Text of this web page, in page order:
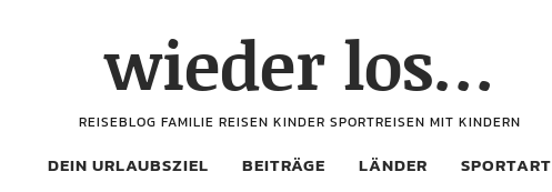
wieder los…
REISEBLOG FAMILIE REISEN KINDER SPORTREISEN MIT KINDERN
DEIN URLAUBSZIEL BEITRÄGE LÄNDER SPORTART